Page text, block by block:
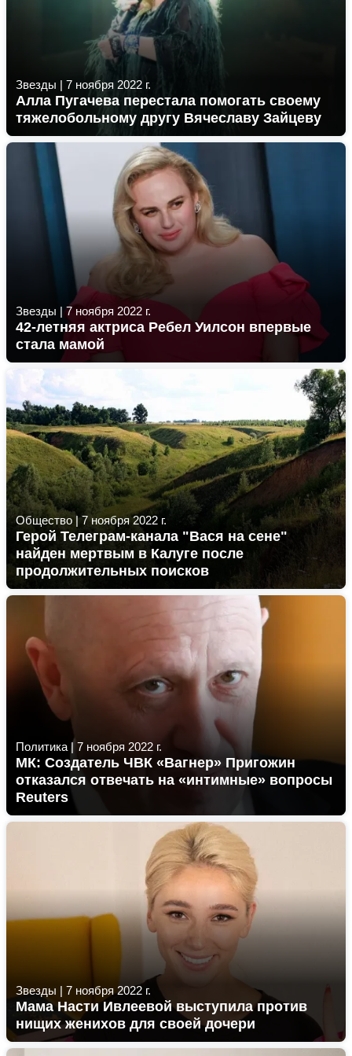
Звезды | 7 ноября 2022 г.
Алла Пугачева перестала помогать своему
тяжелобольному другу Вячеславу Зайцеву
Звезды |7 ноября 2022 г.
42-летняя актриса Ребел Уилсон впервые
стала мамой
Общество|7 ноября 2022 г.
Герой Телеграм-канала "Вася на сене"
найден мертвым в Калуге после
продолжительных поисков
Политика | 7 ноября 2022 г.
МК: Создатель ЧВК «Вагнер» Пригожин
отказался отвечать на «интимные» вопросы
Reuters
Звезды | 7 ноября 2022 г.
Мама Насти Ивлеевой выступила против
нищих женихов для своей дочери